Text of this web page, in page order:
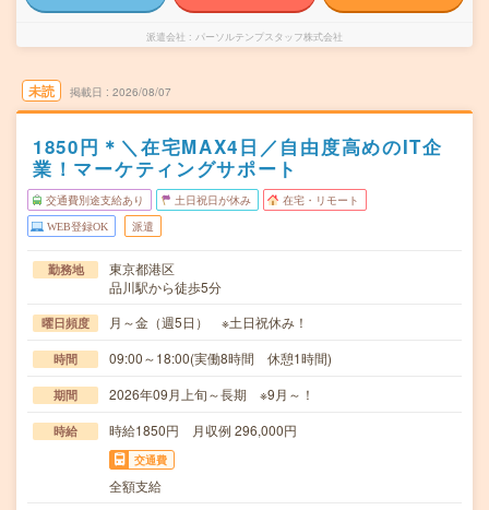
派遣会社 パーソルテンプスタッフ株式会社
未読 掲載日 2026/08/07
1850円＊＼在宅MAX4日／自由度高めのIT企
業！マーケティングサポート
交通費別途支給あり 土日祝日が休み 在宅・リモート
WEB登録OK 派遣
勤務地
東京都港区
品川駅から徒歩5分
曜日頻度 月～金（週5日） ※土日祝休み！
時間 09:00～18:00(実働8時間 休憩1時間)
期間 2026年09月上旬～長期 ※9月～！
時給 時給1850円 月収例 296,000円
交通費
全額支給